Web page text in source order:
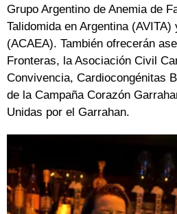
Grupo Argentino de Anemia de
Talidomida en Argentina
(ACAEA). También ofrecerán
Fronteras, la Asociación Civil
Convivencia, Cardiocongénitas
de la Campaña Corazón
Unidas por el Garrahan.